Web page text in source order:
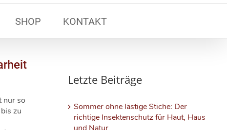
SHOP KONTAKT
nur so
zu
Letzte Beiträge
Sommer ohne lästige Stiche: Der
richtige Insektenschutz für Haut, Haus
und Natur